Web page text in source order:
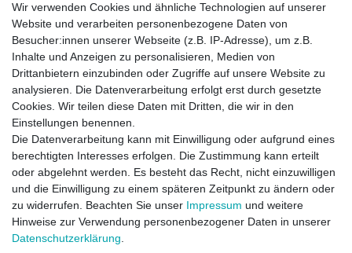
Sie lässt sich bis95 C° waschenund ist zudem koch-
sowie tumblerfest.
Wie Sie sehen, ist diesesSteppbettein verlässlicher,
unkomplizierter Begleiter
und ist daher auch bestensfür Hotels, Pensionen und
Pflegeheime geeignet.
Material: Baumwollperkal (100 % Baumwolle) sanforisiert
Füllung: 100 % Polyesterhohlfaser
Maße: ca. 155,0 cm x 220,0 cm
Gewicht: ca. 900 Gramm
Wir verwenden Cookies und ähnliche Technologien auf unserer
Website und verarbeiten personenbezogene Daten von
Besucher:innen unserer Webseite (z.B. IP-Adresse), um z.B.
Inhalte und Anzeigen zu personalisieren, Medien von
Drittanbietern einzubinden oder Zugriffe auf unsere Website zu
analysieren. Die Datenverarbeitung erfolgt erst durch gesetzte
Cookies. Wir teilen diese Daten mit Dritten, die wir in den
Einstellungen benennen.
Die Datenverarbeitung kann mit Einwilligung oder aufgrund eines
berechtigten Interesses erfolgen. Die Zustimmung kann erteilt
oder abgelehnt werden. Es besteht das Recht, nicht einzuwilligen
und die Einwilligung zu einem späteren Zeitpunkt zu ändern oder
zu widerrufen. Beachten Sie unser Impressum und weitere
Hinweise zur Verwendung personenbezogener Daten in unserer
Daten­schutz­erklärung